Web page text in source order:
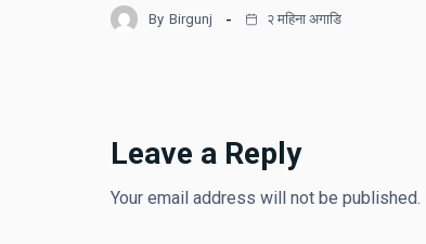
By Birgunj २ महिना अगाडि
Leave a Reply
Your email address will not be published.